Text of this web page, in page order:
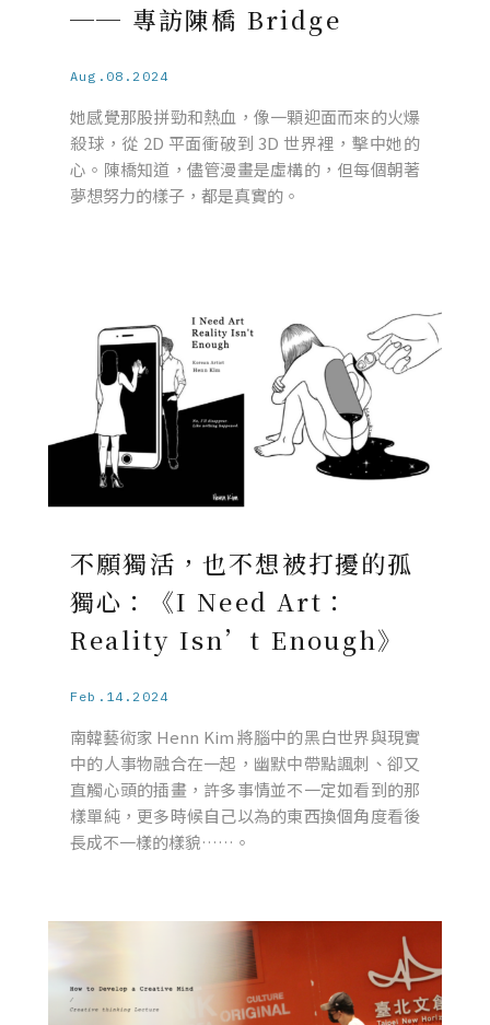
── 專訪陳橋 Bridge
Aug.08.2024
她感覺那股拼勁和熱血，像一顆迎面而來的火爆
殺球，從 2D 平面衝破到 3D 世界裡，擊中她的
心。陳橋知道，儘管漫畫是虛構的，但每個朝著
夢想努力的樣子，都是真實的。
不願獨活，也不想被打擾的孤
獨心：《I Need Art：
Reality Isn’t Enough》
Feb.14.2024
南韓藝術家 Henn Kim 將腦中的黑白世界與現實
中的人事物融合在一起，幽默中帶點諷刺、卻又
直觸心頭的插畫，許多事情並不一定如看到的那
樣單純，更多時候自己以為的東西換個角度看後
長成不一樣的樣貌……。